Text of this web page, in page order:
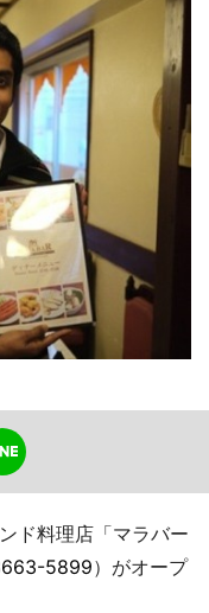
ド料理店「マラバー
5899）がオープ